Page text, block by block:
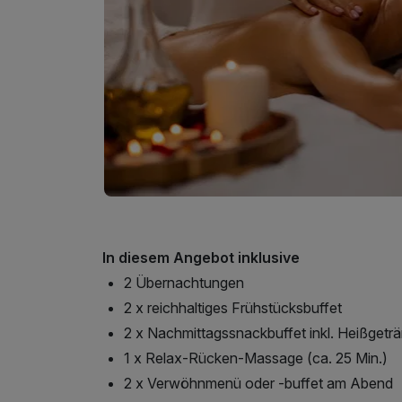
In diesem Angebot inklusive
2 Übernachtungen
2 x reichhaltiges Frühstücksbuffet
2 x Nachmittagssnackbuffet inkl.
1 x Relax-Rücken-Massage (ca. 25 Min.)
2 x Verwöhnmenü oder -buffet am Abend